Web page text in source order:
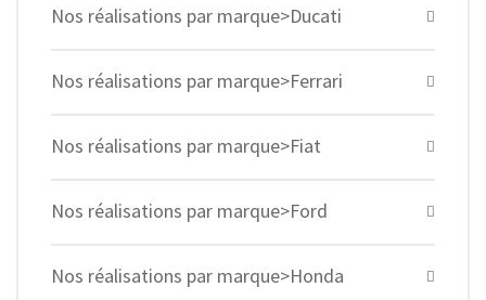
Nos réalisations par marque>Ducati
Nos réalisations par marque>Ferrari
Nos réalisations par marque>Fiat
Nos réalisations par marque>Ford
Nos réalisations par marque>Honda